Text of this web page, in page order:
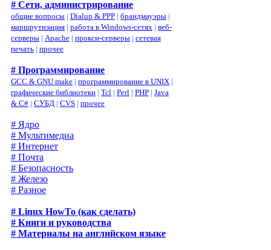
# Сети, администрирование
общие вопросы | Dialup & PPP | брандмауэры |
маршрутизация | работа в Windows-сетях | веб-
серверы | Apache | прокси-серверы | сетевая
печать | прочее
# Программирование
GCC & GNU make | программирование в UNIX |
графические библиотеки | Tcl | Perl | PHP | Java
& C# | СУБД | CVS | прочее
# Ядро
# Мультимедиа
# Интернет
# Почта
# Безопасность
# Железо
# Разное
# Linux HowTo (как сделать)
# Книги и руководства
# Материалы на английском языке